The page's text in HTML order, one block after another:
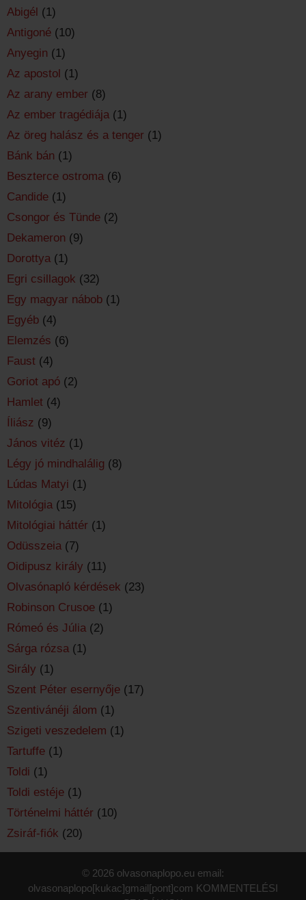
Abigél (1)
Antigoné (10)
Anyegin (1)
Az apostol (1)
Az arany ember (8)
Az ember tragédiája (1)
Az öreg halász és a tenger (1)
Bánk bán (1)
Beszterce ostroma (6)
Candide (1)
Csongor és Tünde (2)
Dekameron (9)
Dorottya (1)
Egri csillagok (32)
Egy magyar nábob (1)
Egyéb (4)
Elemzés (6)
Faust (4)
Goriot apó (2)
Hamlet (4)
Íliász (9)
János vitéz (1)
Légy jó mindhalálig (8)
Lúdas Matyi (1)
Mitológia (15)
Mitológiai háttér (1)
Odüsszeia (7)
Oidipusz király (11)
Olvasónapló kérdések (23)
Robinson Crusoe (1)
Rómeó és Júlia (2)
Sárga rózsa (1)
Sirály (1)
Szent Péter esernyője (17)
Szentivánéji álom (1)
Szigeti veszedelem (1)
Tartuffe (1)
Toldi (1)
Toldi estéje (1)
Történelmi háttér (10)
Zsiráf-fiók (20)
© 2026 olvasonaplopo.eu email:
olvasonaplopo[kukac]gmail[pont]com KOMMENTELÉSI